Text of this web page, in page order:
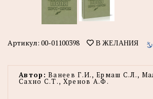
Артикул: 00-01100398 В ЖЕЛАНИЯ
Автор: Ванеев Г.И., Ермаш С.Л.,
Сахно С.Т., Хренов А.Ф.